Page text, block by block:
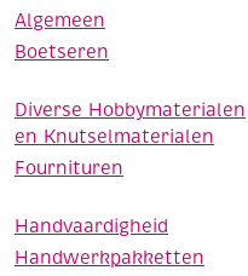
Algemeen
Boetseren
Diverse Hobbymaterialen
en Knutselmaterialen
Fournituren
Handvaardigheid
Handwerkpakketten